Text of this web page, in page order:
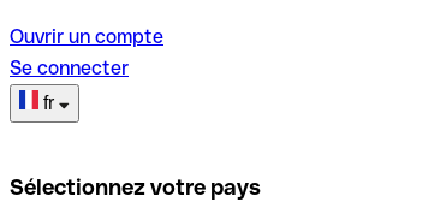
Ouvrir un compte
Se connecter
fr
Sélectionnez votre pays